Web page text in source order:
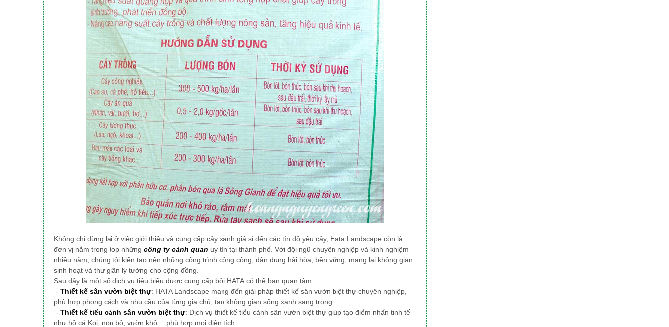
Không chỉ dừng lại ở việc giới thiệu và cung cấp cây xanh giá sỉ đến các tín đồ yêu cây, Hata Landscape còn là
đơn vị nằm trong top những công ty cảnh quan uy tín tại thành phố . Với đội ngũ chuyên nghiệp và kinh nghiệm
nhiều năm, chúng tôi kiến tạo nên những công trình công cộng, dân dụng hài hòa, bền vững, mang lại không gian
sinh hoạt và thư giãn lý tưởng cho cộng đồng.
Sau đây là một số dịch vụ tiêu biểu được cung cấp bởi HATA có thể bạn quan tâm:
- Thiết kế sân vườn biệt thự: HATA Landscape mang đến giải pháp thiết kế sân vườn biệt thự chuyên nghiệp,
phù hợp phong cách và nhu cầu của từng gia chủ, tạo không gian sống xanh sang trọng.
- Thiết kế tiểu cảnh sân vườn biệt thự: Dịch vụ thiết kế tiểu cảnh sân vườn biệt thự giúp tạo điểm nhấn tinh tế
như hồ cá Koi, non bộ, vườn khô… phù hợp mọi diện tích.